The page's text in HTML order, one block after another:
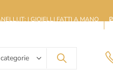
I GIOIELLI FATTI A MANO